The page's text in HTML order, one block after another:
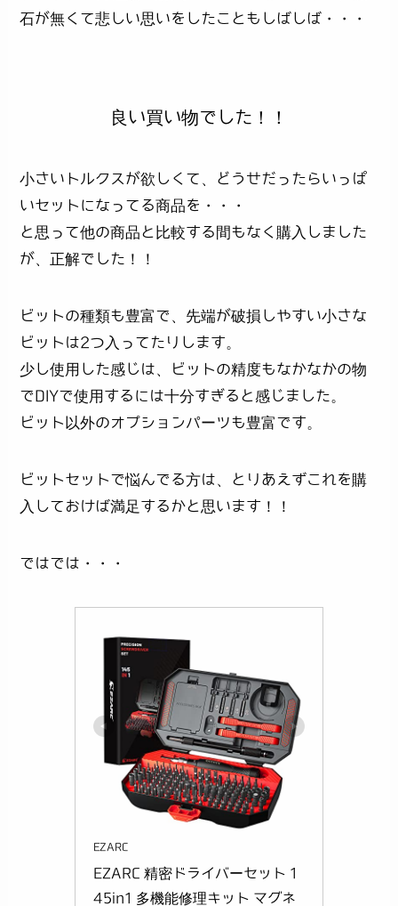
石が無くて悲しい思いをしたこともしばしば・・・
良い買い物でした！！
小さいトルクスが欲しくて、どうせだったらいっぱ
いセットになってる商品を・・・
と思って他の商品と比較する間もなく購入しました
が、正解でした！！
ビットの種類も豊富で、先端が破損しやすい小さな
ビットは2つ入ってたりします。
少し使用した感じは、ビットの精度もなかなかの物
でDIYで使用するには十分すぎると感じました。
ビット以外のオプションパーツも豊富です。
ビットセットで悩んでる方は、とりあえずこれを購
入しておけば満足するかと思います！！
ではでは・・・
EZARC
EZARC 精密ドライバーセット 1
45in1 多機能修理キット マグネ